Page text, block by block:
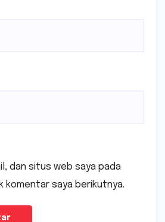
dan situs web saya pada
komentar saya berikutnya.